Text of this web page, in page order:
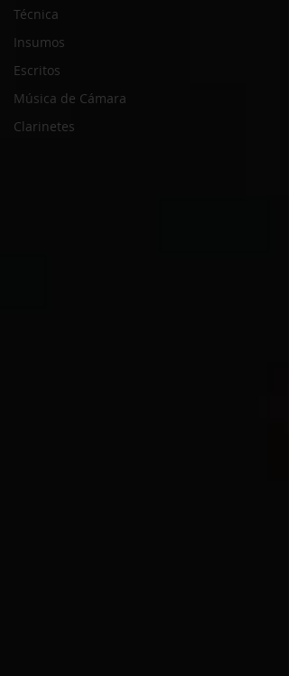
Técnica
Insumos
Escritos
Música de Cámara
Clarinetes